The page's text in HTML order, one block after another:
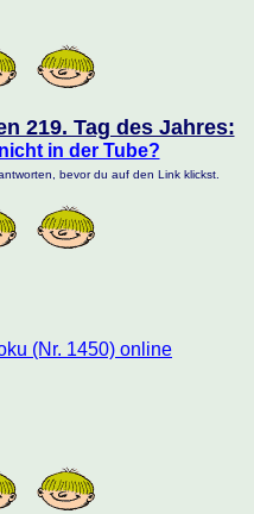
219. Tag des Jahres:
in der Tube?
bevor du auf den Link klickst.
(Nr. 1450) online